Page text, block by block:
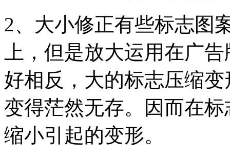
2、大小修正有些标志图
上，但是放大运用在广
好相反，大的标志压缩
变得茫然无存。因而在
缩小引起的变形。